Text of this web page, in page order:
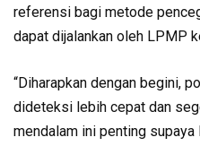
referensi bagi metode
dapat dijalankan oleh LPMP
“Diharapkan dengan begini,
dideteksi lebih cepat dan
mendalam ini penting